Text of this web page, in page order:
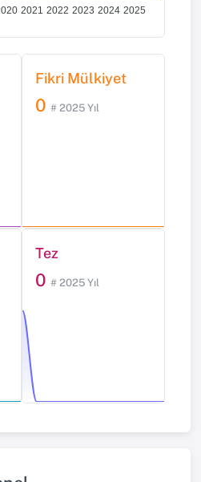
2021 2022 2023 2024 2025
Fikri Mülkiyet
0 # 2025 Yıl
Tez
0 # 2025 Yıl